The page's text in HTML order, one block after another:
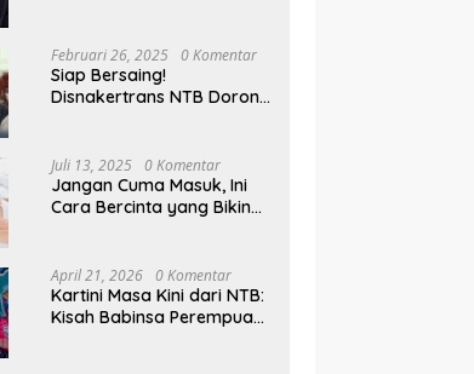
PMI Lobar
UDD, Audit
Bulog NTB Genjot Distribusi
per Kilogram
Februari 26, 2025 0 Komentar
Siap Bersaing!
Disnakertrans NTB Dorong
Juli 13, 2025 0 Komentar
Jangan Cuma Masuk, Ini
Cara Bercinta yang Bikin
April 21, 2026 0 Komentar
Kartini Masa Kini dari NTB:
Kisah Babinsa Perempuan